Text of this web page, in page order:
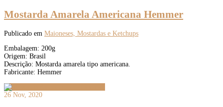
Mostarda Amarela Americana Hemmer
Publicado em Maioneses, Mostardas e Ketchups
Embalagem: 200g
Origem: Brasil
Descrição: Mostarda amarela tipo americana.
Fabricante: Hemmer
26 Nov, 2020